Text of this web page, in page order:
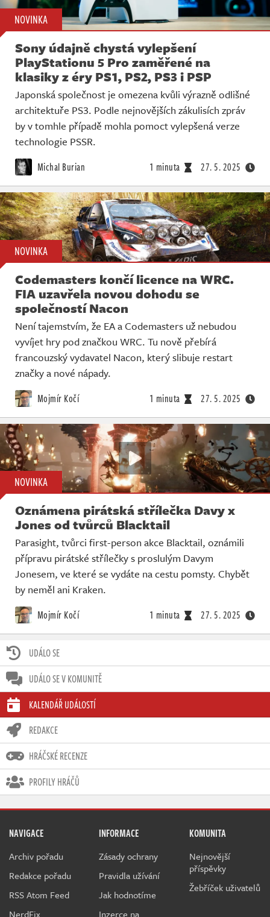
UDÁLO SE
UDÁLO SE V KOMUNITĚ
KALENDÁŘ UDÁLOSTÍ
REDAKCE
HRÁČSKÉ RECENZE
PROFILY HRÁČŮ
NOVINKA
Sony údajně chystá vylepšení
PlayStationu 5 Pro zaměřené na
klasiky z éry PS1, PS2, PS3 i PSP
Japonská společnost je omezena kvůli výrazně odlišné
architektuře PS3. Podle nejnovějších zákulisích zpráv
by v tomhle případě mohla pomoct vylepšená verze
technologie PSSR.
Michal Burian 1 minuta 27. 5. 2025
NOVINKA
Codemasters končí licence na WRC.
FIA uzavřela novou dohodu se
společností Nacon
Není tajemstvím, že EA a Codemasters už nebudou
vyvíjet hry pod značkou WRC. Tu nově přebírá
francouzský vydavatel Nacon, který slibuje restart
značky a nové nápady.
Mojmír Kočí 1 minuta 27. 5. 2025
NOVINKA
Oznámena pirátská střílečka Davy x
Jones od tvůrců Blacktail
Parasight, tvůrci first-person akce Blacktail, oznámili
přípravu pirátské střílečky s proslulým Davym
Jonesem, ve které se vydáte na cestu pomsty. Chybět
by neměl ani Kraken.
Mojmír Kočí 1 minuta 27. 5. 2025
NAVIGACE
Archiv pořadu
Redakce pořadu
RSS Atom Feed
NerdFix
INFORMACE
Zásady ochrany
Pravidla užívání
Jak hodnotíme
Inzerce na
KOMUNITA
Nejnovější
příspěvky
Žebříček uživatelů